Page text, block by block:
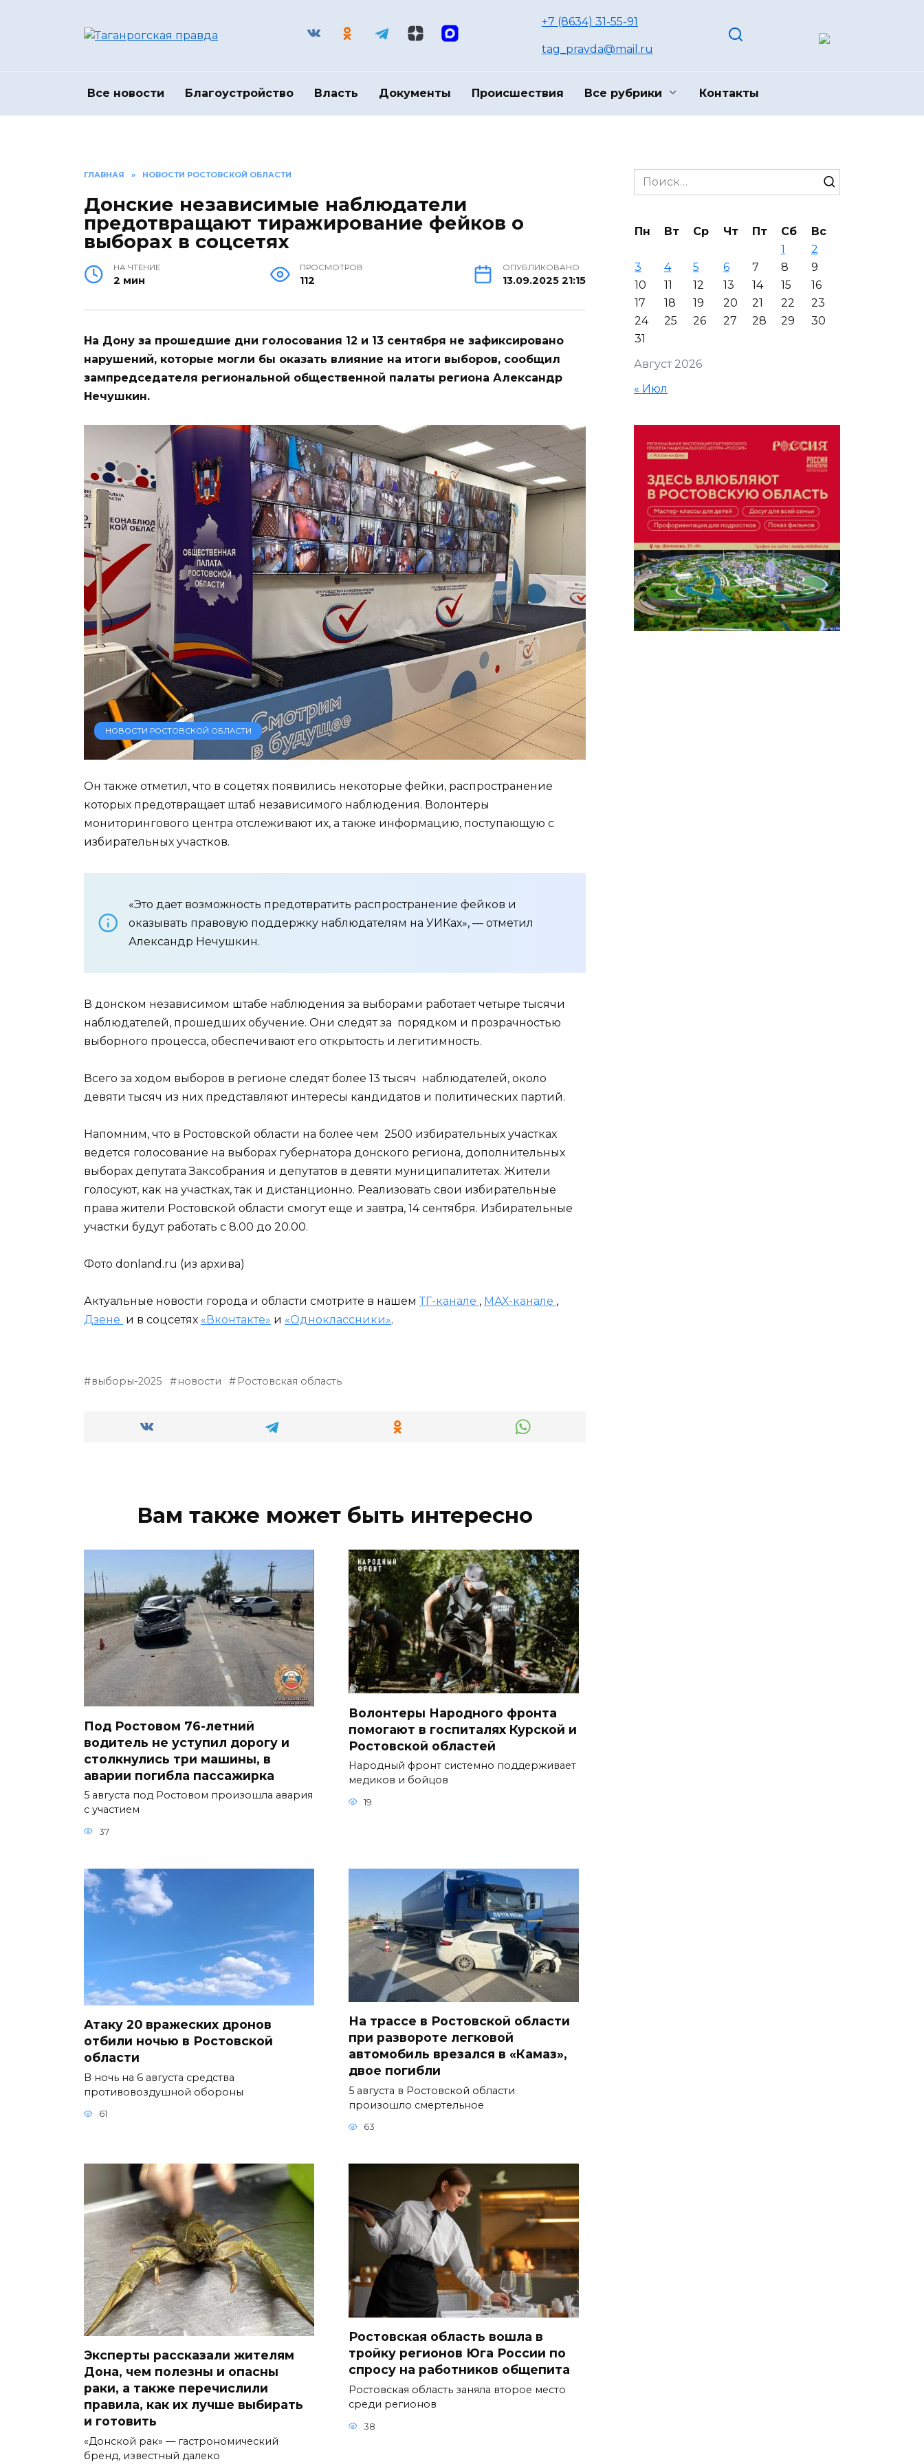
+7 (8634) 31-55-91
tag_pravda@mail.ru
Все новости Благоустройство Власть Документы Происшествия Все рубрики Контакты
ГЛАВНАЯ » НОВОСТИ РОСТОВСКОЙ ОБЛАСТИ
Донские независимые наблюдатели
предотвращают тиражирование фейков о
выборах в соцсетях
НА ЧТЕНИЕ
2 мин
ПРОСМОТРОВ
112
ОПУБЛИКОВАНО
13.09.2025 21:15
На Дону за прошедшие дни голосования 12 и 13 сентября не зафиксировано
нарушений, которые могли бы оказать влияние на итоги выборов, сообщил
зампредседателя региональной общественной палаты региона Александр
Нечушкин.
НОВОСТИ РОСТОВСКОЙ ОБЛАСТИ
Он также отметил, что в соцетях появились некоторые фейки, распространение
которых предотвращает штаб независимого наблюдения. Волонтеры
мониторингового центра отслеживают их, а также информацию, поступающую с
избирательных участков.
«Это дает возможность предотвратить распространение фейков и
оказывать правовую поддержку наблюдателям на УИКах», — отметил
Александр Нечушкин.
В донском независимом штабе наблюдения за выборами работает четыре тысячи
наблюдателей, прошедших обучение. Они следят за порядком и прозрачностью
выборного процесса, обеспечивают его открытость и легитимность.
Всего за ходом выборов в регионе следят более 13 тысяч наблюдателей, около
девяти тысяч из них представляют интересы кандидатов и политических партий.
Напомним, что в Ростовской области на более чем 2500 избирательных участках
ведется голосование на выборах губернатора донского региона, дополнительных
выборах депутата Заксобрания и депутатов в девяти муниципалитетах. Жители
голосуют, как на участках, так и дистанционно. Реализовать свои избирательные
права жители Ростовской области смогут еще и завтра, 14 сентября. Избирательные
участки будут работать с 8.00 до 20.00.
Фото donland.ru (из архива)
Актуальные новости города и области смотрите в нашем ТГ-канале , МАХ-канале ,
Дзене и в соцсетях «Вконтакте» и «Одноклассники».
выборы-2025 новости Ростовская область
Вам также может быть интересно
Под Ростовом 76-летний
водитель не уступил дорогу и
столкнулись три машины, в
аварии погибла пассажирка
5 августа под Ростовом произошла авария
с участием
37
Волонтеры Народного фронта
помогают в госпиталях Курской и
Ростовской областей
Народный фронт системно поддерживает
медиков и бойцов
19
Атаку 20 вражеских дронов
отбили ночью в Ростовской
области
В ночь на 6 августа средства
противовоздушной обороны
61
На трассе в Ростовской области
при развороте легковой
автомобиль врезался в «Камаз»,
двое погибли
5 августа в Ростовской области
произошло смертельное
63
Эксперты рассказали жителям
Дона, чем полезны и опасны
раки, а также перечислили
правила, как их лучше выбирать
и готовить
«Донской рак» — гастрономический
бренд, известный далеко
Ростовская область вошла в
тройку регионов Юга России по
спросу на работников общепита
Ростовская область заняла второе место
среди регионов
38
Search
for:
Август 2026
Пн Вт Ср Чт Пт Сб
Вс
1
2
3
4 5 6 7 8
9
10
11 12 13 14 15
16
17
18 19 20 21 22
23
24
25 26 27 28 29
30
31
« Июл